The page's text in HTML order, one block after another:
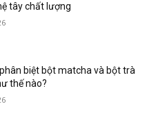
tây chất lượng
biệt bột matcha và bột trà
thế nào?